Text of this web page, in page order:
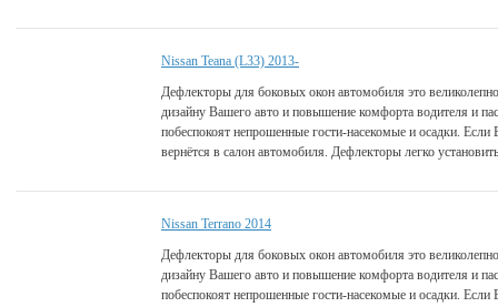
Nissan Teana (L33) 2013-
Дефлекторы для боковых окон автомобиля это
дизайну Вашего авто и повышение комфорта водителя и
побеспокоят непрошенные гости-насекомые и осадки.
вернётся в салон автомобиля. Дефлекторы легко
Nissan Terrano 2014
Дефлекторы для боковых окон автомобиля это
дизайну Вашего авто и повышение комфорта водителя и
побеспокоят непрошенные гости-насекомые и осадки.